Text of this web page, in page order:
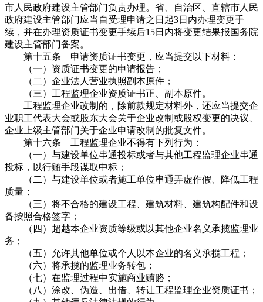
市人民政府建设主管部门负责办理。省、自治区、直辖市人民
政府建设主管部门应当自受理申请之日起3日内办理变更手
续，并在办理资质证书变更手续后15日内将变更结果报国务院
建设主管部门备案。
第十五条 申请资质证书变更，应当提交以下材料：
（一）资质证书变更的申请报告；
（二）企业法人营业执照副本原件；
（三）工程监理企业资质证书正、副本原件。
工程监理企业改制的，除前款规定材料外，还应当提交企
业职工代表大会或股东大会关于企业改制或股权变更的决议、
企业上级主管部门关于企业申请改制的批复文件。
第十六条 工程监理企业不得有下列行为：
（一）与建设单位串通投标或者与其他工程监理企业串通
投标，以行贿手段谋取中标；
（二）与建设单位或者施工单位串通弄虚作假、降低工程
质量；
（三）将不合格的建设工程、建筑材料、建筑构配件和设
备按照合格签字；
（四）超越本企业资质等级或以其他企业名义承揽监理业
务；
（五）允许其他单位或个人以本企业的名义承揽工程；
（六）将承揽的监理业务转包；
（七）在监理过程中实施商业贿赂；
（八）涂改、伪造、出借、转让工程监理企业资质证书；